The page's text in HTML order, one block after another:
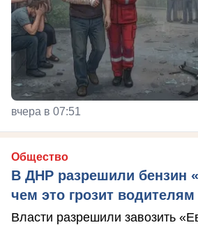
вчера в 07:51
Общество
В ДНР разрешили бензин
чем это грозит водителям
Власти разрешили завозить